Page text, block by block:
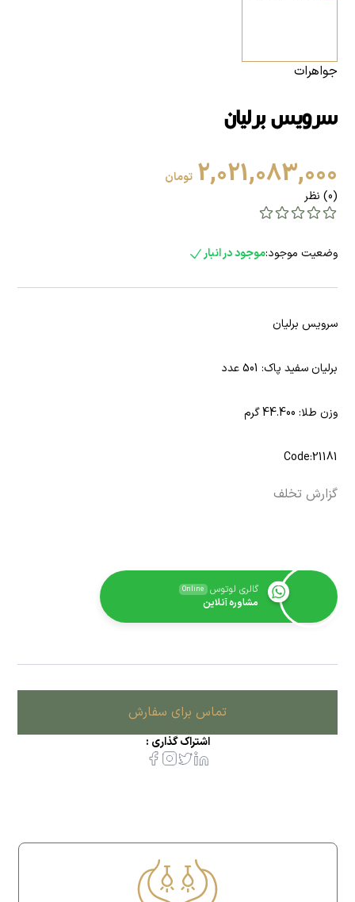
جواهرات
سرویس برلیان
2,021,083,000 تومان
(0) نظر
وضعیت موجود:موجود در انبار
سرویس برلیان
برلیان سفید پاک: 501 عدد
وزن طلا: 44.400 گرم
Code:21181
گزارش تخلف
گالری لوتوس Online
مشاوره آنلاین
تماس برای سفارش
اشتراک گذاری :